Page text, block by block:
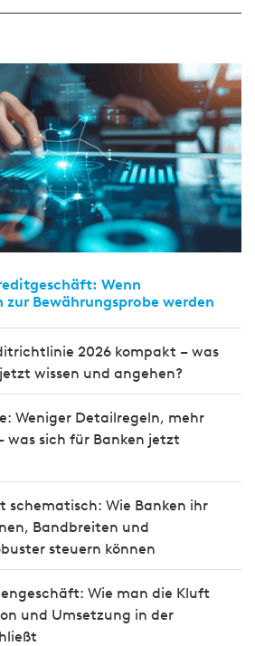
Wenn
zur Bewährungsprobe werden
2026 kompakt – was
wissen und angehen?
Weniger Detailregeln, mehr
was sich für Banken jetzt
schematisch: Wie Banken ihr
Bandbreiten und
steuern können
Wie man die Kluft
und Umsetzung in der